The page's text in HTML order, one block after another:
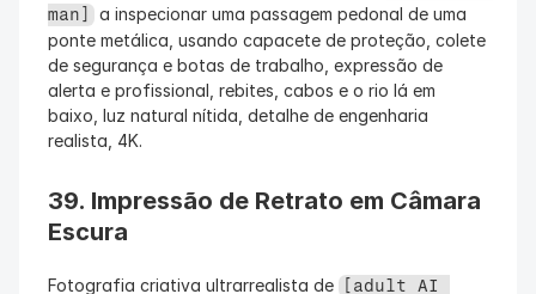
man] a inspecionar uma passagem pedonal de uma
ponte metálica, usando capacete de proteção, colete
de segurança e botas de trabalho, expressão de
alerta e profissional, rebites, cabos e o rio lá em
baixo, luz natural nítida, detalhe de engenharia
realista, 4K.
39. Impressão de Retrato em Câmara
Escura
Fotografia criativa ultrarrealista de
[adult AI